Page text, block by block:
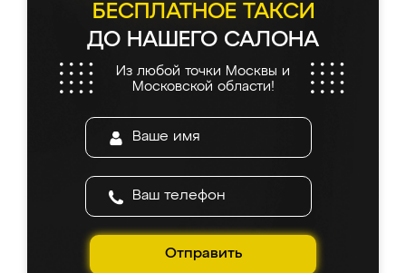
БЕСПЛАТНОЕ ТАКСИ
ДО НАШЕГО САЛОНА
Из любой точки Москвы и
Московской области!
Отправить